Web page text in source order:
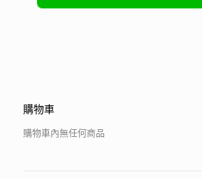
購物車
購物車內無任何商品